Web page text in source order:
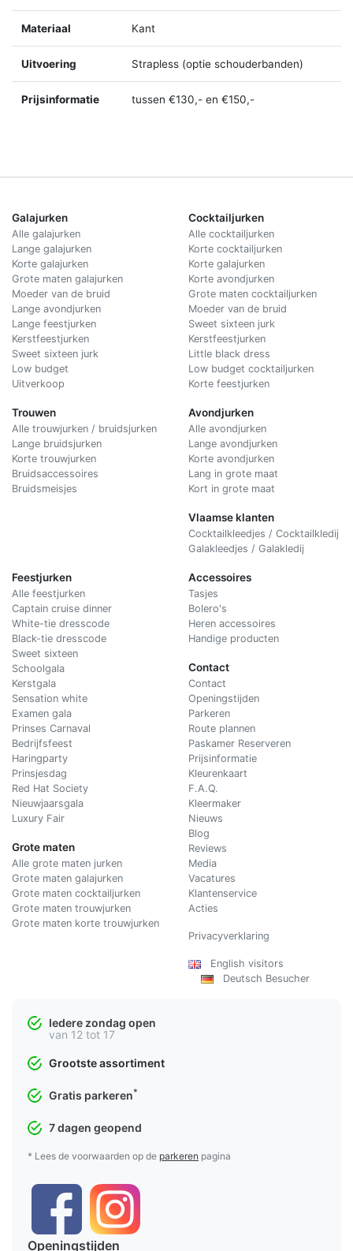
Materiaal Kant
Uitvoering Strapless (optie schouderbanden)
Prijsinformatie tussen €130,- en €150,-
Galajurken
Alle galajurken
Lange galajurken
Korte galajurken
Grote maten galajurken
Moeder van de bruid
Lange avondjurken
Lange feestjurken
Kerstfeestjurken
Sweet sixteen jurk
Low budget
Uitverkoop
Trouwen
Alle trouwjurken / bruidsjurken
Lange bruidsjurken
Korte trouwjurken
Bruidsaccessoires
Bruidsmeisjes
Cocktailjurken
Alle cocktailjurken
Korte cocktailjurken
Korte galajurken
Korte avondjurken
Grote maten cocktailjurken
Moeder van de bruid
Sweet sixteen jurk
Kerstfeestjurken
Little black dress
Low budget cocktailjurken
Korte feestjurken
Avondjurken
Alle avondjurken
Lange avondjurken
Korte avondjurken
Lang in grote maat
Kort in grote maat
Vlaamse klanten
Cocktailkleedjes / Cocktailkledij
Galakleedjes / Galakledij
Feestjurken
Alle feestjurken
Captain cruise dinner
White-tie dresscode
Black-tie dresscode
Sweet sixteen
Schoolgala
Kerstgala
Sensation white
Examen gala
Prinses Carnaval
Bedrijfsfeest
Haringparty
Prinsjesdag
Red Hat Society
Nieuwjaarsgala
Luxury Fair
Grote maten
Alle grote maten jurken
Grote maten galajurken
Grote maten cocktailjurken
Grote maten trouwjurken
Grote maten korte trouwjurken
Accessoires
Tasjes
Bolero's
Heren accessoires
Handige producten
Contact
Contact
Openingstijden
Parkeren
Route plannen
Paskamer Reserveren
Prijsinformatie
Kleurenkaart
F.A.Q.
Kleermaker
Nieuws
Blog
Reviews
Media
Vacatures
Klantenservice
Acties
Privacyverklaring
English visitors
Deutsch Besucher
Iedere zondag open
van 12 tot 17
Grootste assortiment
Gratis parkeren*
7 dagen geopend
* Lees de voorwaarden op de parkeren pagina
Openingstijden